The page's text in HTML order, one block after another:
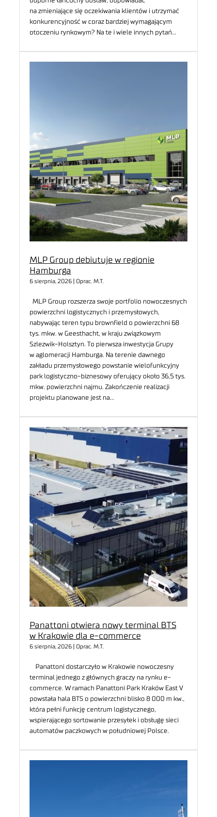
na zmieniające się oczekiwania klientów i utrzymać
konkurencyjność w coraz bardziej wymagającym
otoczeniu rynkowym? Na te i wiele innych pytań…
MLP Group debiutuje w regionie
Hamburga
6 sierpnia, 2026 | Oprac. M.T.
MLP Group rozszerza swoje portfolio nowoczesnych
powierzchni logistycznych i przemysłowych,
nabywając teren typu brownfield o powierzchni 68
tys. mkw. w Geesthacht, w kraju związkowym
Szlezwik-Holsztyn. To pierwsza inwestycja Grupy
w aglomeracji Hamburga. Na terenie dawnego
zakładu przemysłowego powstanie wielofunkcyjny
park logistyczno-biznesowy oferujący około 36,5 tys.
mkw. powierzchni najmu. Zakończenie realizacji
projektu planowane jest na…
Panattoni otwiera nowy terminal BTS
w Krakowie dla e-commerce
6 sierpnia, 2026 | Oprac. M.T.
Panattoni dostarczyło w Krakowie nowoczesny
terminal jednego z głównych graczy na rynku e-
commerce. W ramach Panattoni Park Kraków East V
powstała hala BTS o powierzchni blisko 8 000 m kw.,
która pełni funkcję centrum logistycznego,
wspierającego sortowanie przesyłek i obsługę sieci
automatów paczkowych w południowej Polsce.